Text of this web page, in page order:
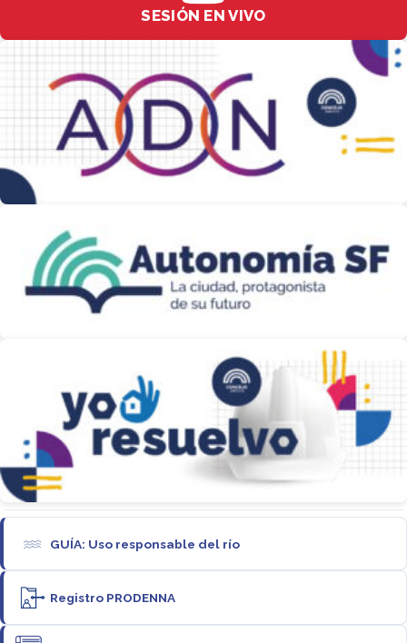
SESIÓN EN VIVO
GUÍA: Uso responsable del río
Registro PRODENNA